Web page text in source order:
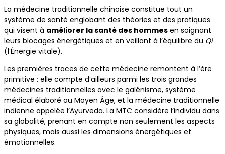
La médecine traditionnelle chinoise constitue tout un
système de santé englobant des théories et des pratiques
qui visent à améliorer la santé des hommes en soignant
leurs blocages énergétiques et en veillant à l’équilibre du Qi
(l’Énergie vitale).
Les premières traces de cette médecine remontent à l’ère
primitive : elle compte d’ailleurs parmi les trois grandes
médecines traditionnelles avec le galénisme, système
médical élaboré au Moyen Âge, et la médecine traditionnelle
indienne appelée l’Ayurveda. La MTC considère l’individu dans
sa globalité, prenant en compte non seulement les aspects
physiques, mais aussi les dimensions énergétiques et
émotionnelles.